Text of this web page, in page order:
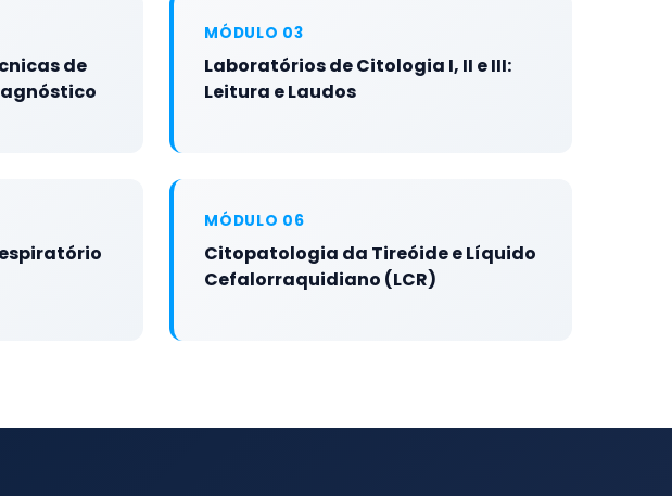
de
MÓDULO 03
Laboratórios de Citologia I, II e III:
Leitura e Laudos
MÓDULO 06
Citopatologia da Tireóide e Líquido
Cefalorraquidiano (LCR)